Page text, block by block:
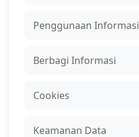
Penggunaan Informasi
Berbagi Informasi
Cookies
Keamanan Data